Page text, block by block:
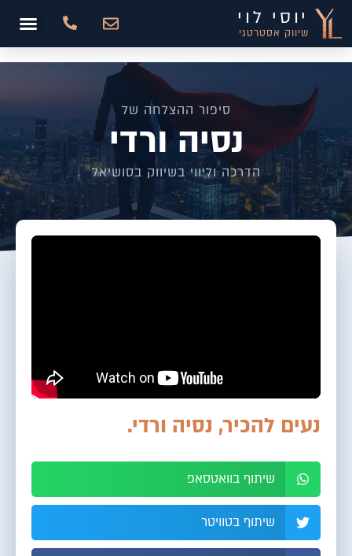
יוסי לוי
שיווק אסטרטגי
סיפור ההצלחה של
נסיה ורדי
הדרכה וליווי בשיווק בסושיאל
נעים להכיר, נסיה ורדי.
שיתוף בוואטסאפ
שיתוף בטוויטר